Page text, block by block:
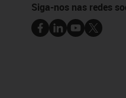
Siga-nos nas redes